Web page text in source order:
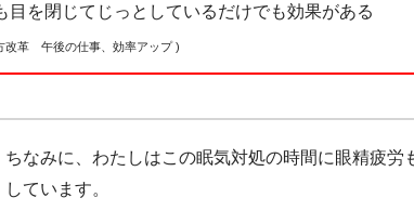
目を閉じてじっとしているだけでも効果がある
改革 午後の仕事、効率アップ )
ちなみに、わたしはこの眠気対処の時間に眼精疲労
しています。